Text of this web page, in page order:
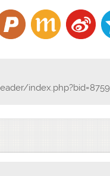
index.php?bid=8759